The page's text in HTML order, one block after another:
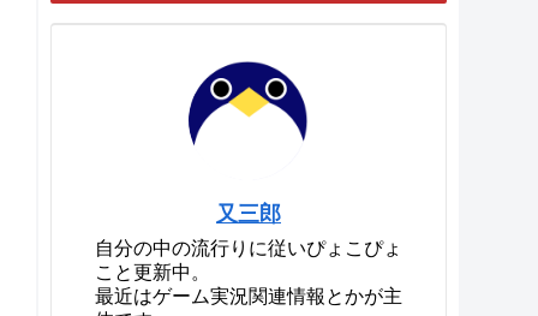
又三郎
自分の中の流行りに従いぴょこぴょ
こと更新中。
最近はゲーム実況関連情報とかが主